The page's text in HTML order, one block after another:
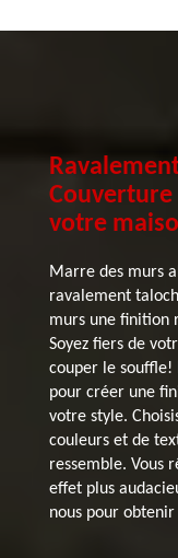
Couverture
votre
Marre des murs
ravalement
murs une finition
Soyez fiers de
couper le
pour créer une
votre style.
couleurs et de
ressemble. Vous
effet plus
nous pour